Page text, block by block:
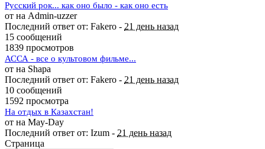
Русский рок... как оно было - как оно есть
от на Admin-uzzer
Последний ответ от: Fakero - 21 день назад
15 сообщений
1839 просмотров
АССА - все о культовом фильме...
от на Shapa
Последний ответ от: Fakero - 21 день назад
10 сообщений
1592 просмотра
На отдых в Казахстан!
от на May-Day
Последний ответ от: Izum - 21 день назад
Страница